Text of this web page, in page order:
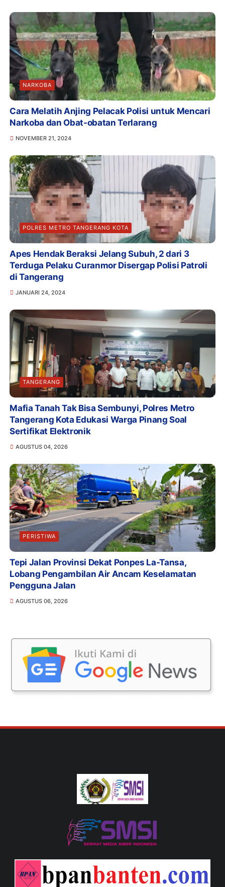
NARKOBA
Cara Melatih Anjing Pelacak Polisi untuk Mencari
Narkoba dan Obat-obatan Terlarang
NOVEMBER 21, 2024
POLRES METRO TANGERANG KOTA
Apes Hendak Beraksi Jelang Subuh, 2 dari 3
Terduga Pelaku Curanmor Disergap Polisi Patroli
di Tangerang
JANUARI 24, 2024
TANGERANG
Mafia Tanah Tak Bisa Sembunyi, Polres Metro
Tangerang Kota Edukasi Warga Pinang Soal
Sertifikat Elektronik
AGUSTUS 04, 2026
PERISTIWA
Tepi Jalan Provinsi Dekat Ponpes La-Tansa,
Lobang Pengambilan Air Ancam Keselamatan
Pengguna Jalan
AGUSTUS 06, 2026